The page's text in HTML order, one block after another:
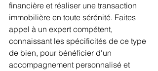
financière et réaliser une transaction
immobilière en toute sérénité. Faites
appel à un expert compétent,
connaissant les spécificités de ce type
de bien, pour bénéficier d'un
accompagnement personnalisé et